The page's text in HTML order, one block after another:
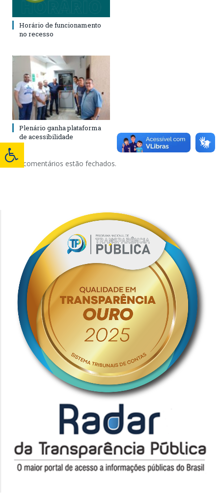
Horário de funcionamento
no recesso
Plenário ganha plataforma
de acessibilidade
Os comentários estão fechados.